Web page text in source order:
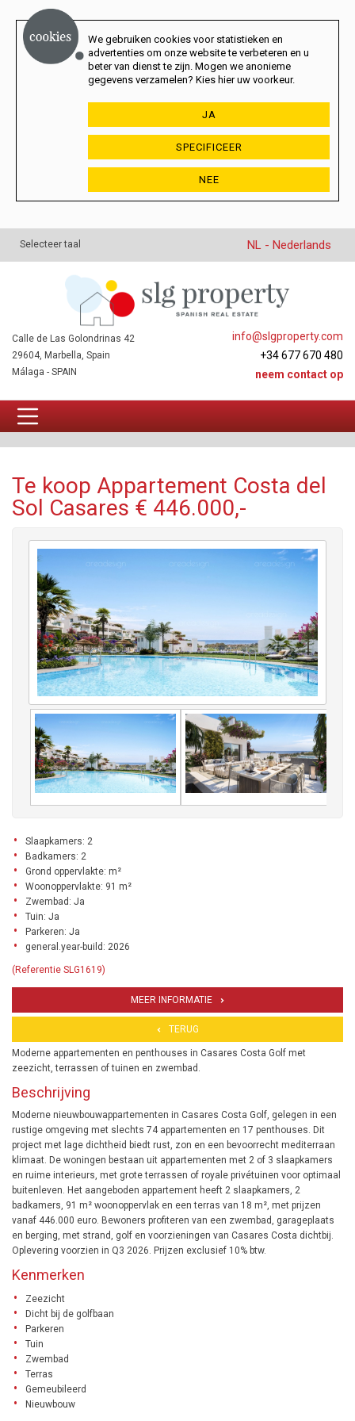
We gebruiken cookies voor statistieken en
advertenties om onze website te verbeteren en u
beter van dienst te zijn. Mogen we anonieme
gegevens verzamelen? Kies hier uw voorkeur.
JA
SPECIFICEER
NEE
Selecteer taal NL - Nederlands
info@slgproperty.com
+34 677 670 480
neem contact op
Calle de Las Golondrinas 42
29604, Marbella, Spain
Málaga - SPAIN
Te koop Appartement Costa del
Sol Casares € 446.000,-
Slaapkamers: 2
Badkamers: 2
Grond oppervlakte: m²
Woonoppervlakte: 91 m²
Zwembad: Ja
Tuin: Ja
Parkeren: Ja
general.year-build: 2026
(Referentie SLG1619)
MEER INFORMATIE
TERUG
Moderne appartementen en penthouses in Casares Costa Golf met
zeezicht, terrassen of tuinen en zwembad.
Beschrijving
Moderne nieuwbouwappartementen in Casares Costa Golf, gelegen in een
rustige omgeving met slechts 74 appartementen en 17 penthouses. Dit
project met lage dichtheid biedt rust, zon en een bevoorrecht mediterraan
klimaat. De woningen bestaan uit appartementen met 2 of 3 slaapkamers
en ruime interieurs, met grote terrassen of royale privétuinen voor optimaal
buitenleven. Het aangeboden appartement heeft 2 slaapkamers, 2
badkamers, 91 m² woonoppervlak en een terras van 18 m², met prijzen
vanaf 446.000 euro. Bewoners profiteren van een zwembad, garageplaats
en berging, met strand, golf en voorzieningen van Casares Costa dichtbij.
Oplevering voorzien in Q3 2026. Prijzen exclusief 10% btw.
Kenmerken
Zeezicht
Dicht bij de golfbaan
Parkeren
Tuin
Zwembad
Terras
Gemeubileerd
Nieuwbouw